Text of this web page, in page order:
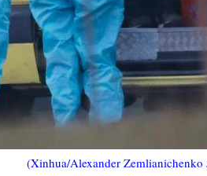
(Xinhua/Alexander Zemlianichenko